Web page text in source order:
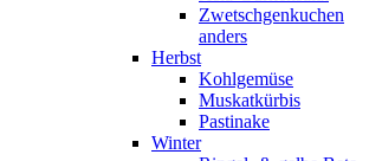
Zwetschgenkuchen
anders
Herbst
Kohlgemüse
Muskatkürbis
Pastinake
Winter